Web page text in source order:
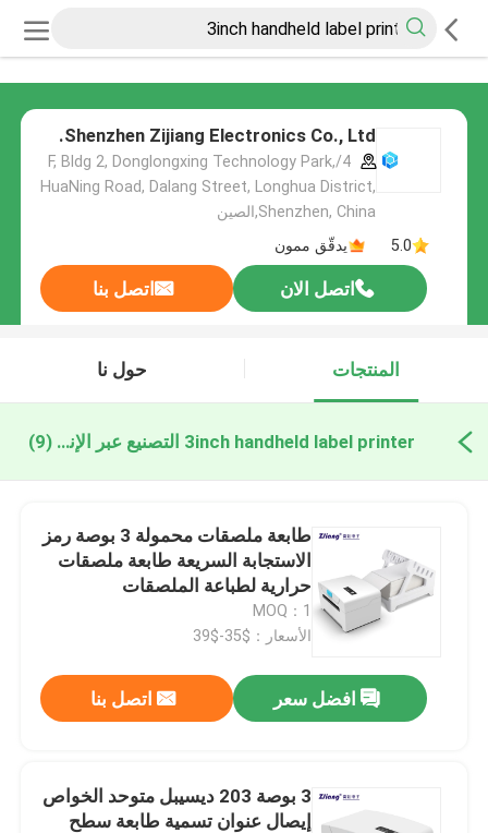
Shenzhen Zijiang Electronics Co., Ltd.
4/F, Bldg 2, Donglongxing Technology Park,
HuaNing Road, Dalang Street, Longhua District,
Shenzhen, China,الصين
5.0
يدقّق ممون
اتصل الان اتصل بنا
المنتجات حول نا
3inch handheld label printer التصنيع عبر الإنترنت (9)
طابعة ملصقات محمولة 3 بوصة رمز
الاستجابة السريعة طابعة ملصقات
حرارية لطباعة الملصقات
MOQ：1
الأسعار：$35-$39
افضل سعر اتصل بنا
3 بوصة 203 ديسيبل متوحد الخواص
إيصال عنوان تسمية طابعة سطح